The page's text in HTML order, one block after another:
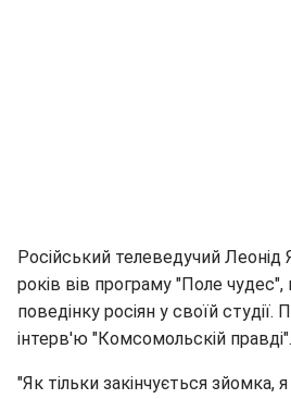
Російський телеведучий Леонід
років вів програму "Поле
поведінку росіян у своїй студії.
інтерв'ю "Комсомольскій правді".
"Як тільки закінчується зйомка,